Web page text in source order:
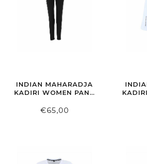
INDIAN MAHARADJA
KADIRI WOMEN PANT
€65,00